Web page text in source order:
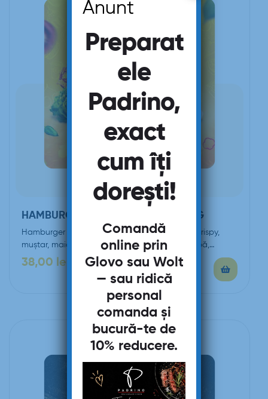
HAMBURGER CU PUI CRISPY – 340G
Hamburger de pui crispy (chiflă, piept de pui crispy,
muștar, maioneză, roșii, castraveți murați, ceapă,…
38,00 lei
Anunt
Preparat
ele
Padrino,
exact
cum îți
dorești!
Comandă
online prin
Glovo sau Wolt
— sau ridică
personal
comanda și
bucură-te de
10% reducere.